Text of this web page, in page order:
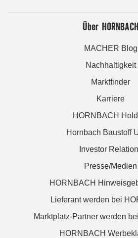
Über HORNBACH
MACHER Blog
Nachhaltigkeit
Marktfinder
Karriere
HORNBACH
Hornbach Baustoff
Investor
Presse/Medien
HORNBACH
Lieferant werden bei
Marktplatz-Partner werden
HORNBACH